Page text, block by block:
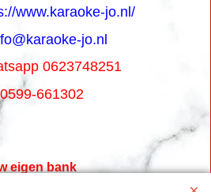
www.karaoke-jo.nl/
jo.nl
0623748251
661302
eigen bank